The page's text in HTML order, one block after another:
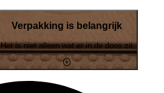
Verpakking is belangrijk
Het is niet alleen wat er in de doos zit